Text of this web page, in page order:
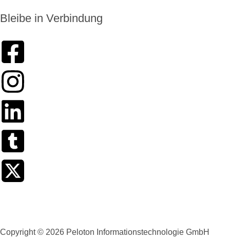
Bleibe in Verbindung
Copyright © 2026 Peloton Informationstechnologie GmbH